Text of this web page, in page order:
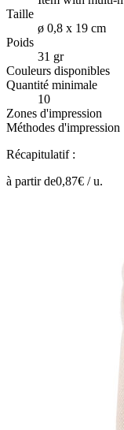
Taille
ø 0,8 x 19 cm
Poids
31 gr
Couleurs disponibles
Quantité minimale
10
Zones d'impression
Méthodes d'impression
Récapitulatif :
à partir de0,87€ /u.